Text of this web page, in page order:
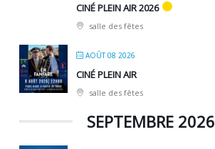
CINÉ PLEIN AIR 2026
salle des fêtes
AOÛT 08 2026
CINÉ PLEIN AIR
salle des fêtes
SEPTEMBRE 2026